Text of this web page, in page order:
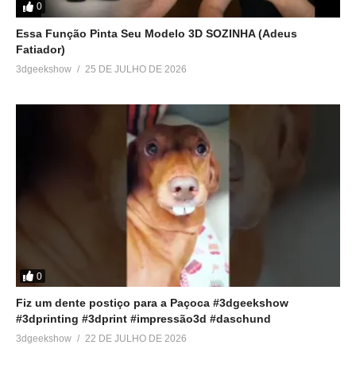
0
Essa Função Pinta Seu Modelo 3D SOZINHA (Adeus
Fatiador)
3dgeekshow 25 DE JULHO DE 2026
0
Fiz um dente postiço para a Paçoca #3dgeekshow
#3dprinting #3dprint #impressão3d #daschund
3dgeekshow 22 DE JULHO DE 2026